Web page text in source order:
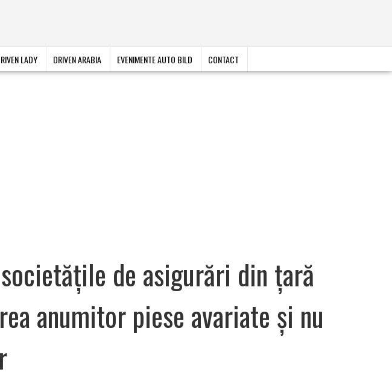
LADY DRIVEN ARABIA EVENIMENTE AUTO BILD CONTACT
de asigurări din țară
anumitor piese avariate și nu